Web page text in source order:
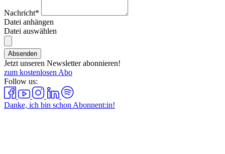
Nachricht*
Datei anhängen
Datei auswählen
Absenden
Jetzt unseren Newsletter abonnieren!
zum kostenlosen Abo
Follow us:
Danke, ich bin schon Abonnent:in!